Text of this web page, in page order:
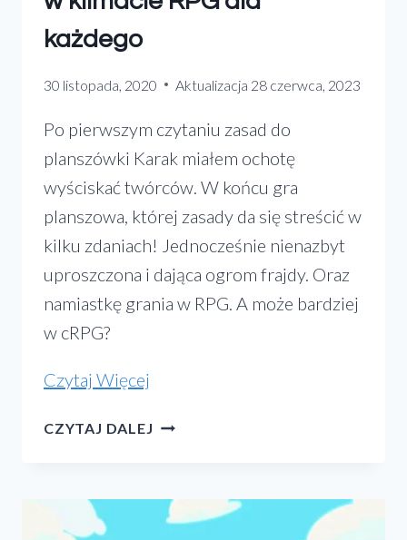
każdego
30 listopada, 2020 Aktualizacja 28 czerwca, 2023
Po pierwszym czytaniu zasad do
planszówki Karak miałem ochotę
wyściskać twórców. W końcu gra
planszowa, której zasady da się streścić w
kilku zdaniach! Jednocześnie nienazbyt
uproszczona i dająca ogrom frajdy. Oraz
namiastkę grania w RPG. A może bardziej
w cRPG?
Czytaj Więcej
prosta
w
klimacie
CZYTAJ DALEJ KARAK
W